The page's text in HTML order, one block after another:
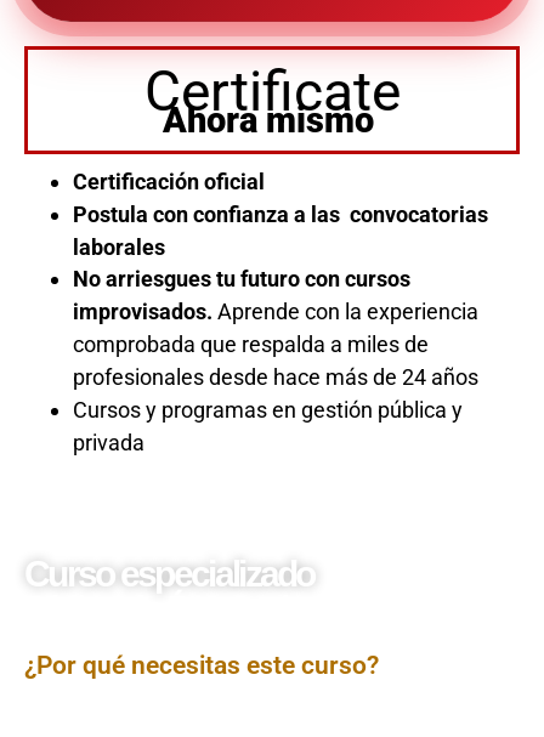
Certificate
Ahora mismo
Certificación oficial
Postula con confianza a las convocatorias
laborales
No arriesgues tu futuro con cursos
improvisados. Aprende con la experiencia
comprobada que respalda a miles de
profesionales desde hace más de 24 años
Cursos y programas en gestión pública y
privada
Curso especializado
¿Por qué necesitas este curso?